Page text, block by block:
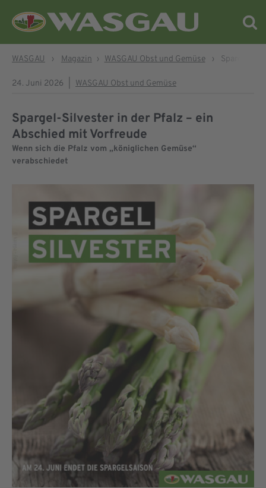
WASGAU › Magazin › WASGAU Obst und Gemüse › Spargel-
24. Juni 2026 WASGAU Obst und Gemüse
Spargel-Silvester in der Pfalz – ein
Abschied mit Vorfreude
Wenn sich die Pfalz vom „königlichen Gemüse“
verabschiedet